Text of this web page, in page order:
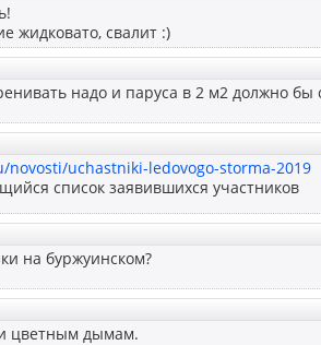
жидковато, свалит :)
надо и паруса в 2 м2 должно бы
uchastniki-ledovogo-storma-2019
список заявившихся участников
на буржуинском?
цветным дымам.